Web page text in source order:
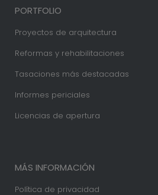
PORTFOLIO
Proyectos de arquitectura
Reformas y rehabilitaciones
Tasaciones más destacadas
Informes periciales
Licencias de apertura
MÁS INFORMACIÓN
Política de privacidad